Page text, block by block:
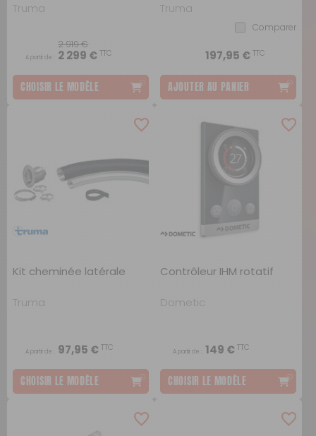
Truma
2 919 €
A partir de : 2 299 €TTC
CHOISIR LE MODÈLE
Truma
Comparer
197,95 €TTC
AJOUTER AU PANIER
Kit cheminée latérale
Truma
A partir de : 97,95 €TTC
CHOISIR LE MODÈLE
Contrôleur IHM rotatif
Dometic
A partir de : 149 €TTC
CHOISIR LE MODÈLE